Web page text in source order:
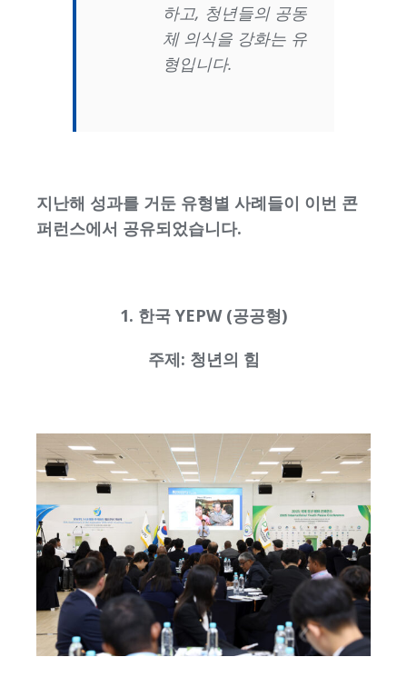
하고, 청년들의 공동
체 의식을 강화는 유
형입니다.
지난해 성과를 거둔 유형별 사례들이 이번 콘
퍼런스에서 공유되었습니다.
1. 한국 YEPW (공공형)
주제: 청년의 힘